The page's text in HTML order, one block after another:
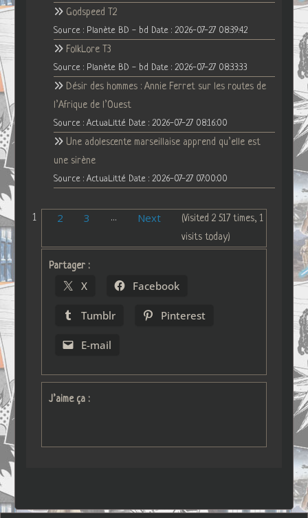
Godspeed T2
Source : Planète BD - bd Date : 2026-07-27 08:39:42
FolkLore T3
Source : Planète BD - bd Date : 2026-07-27 08:33:33
Désir des hommes : Annie Ferret sur les routes de
l’Afrique de l’Ouest
Source : ActuaLitté Date : 2026-07-27 08:16:00
Une adolescente marseillaise apprend qu’elle est
une sirène
Source : ActuaLitté Date : 2026-07-27 07:00:00
1 2 3 … Next
(Visited 2 517 times, 1
visits today)
Partager :
X Facebook
Tumblr Pinterest
E-mail
J’aime ça :